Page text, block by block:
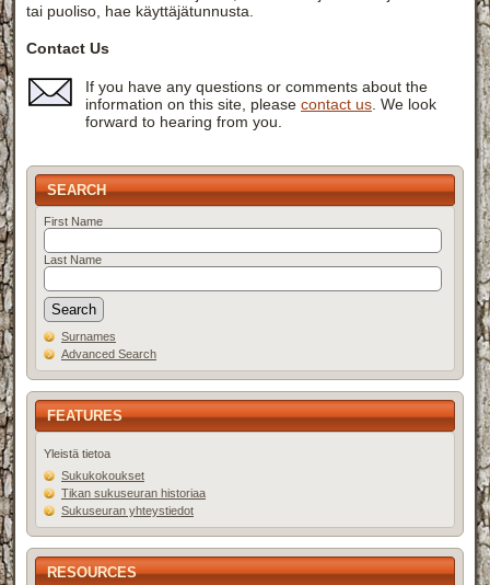
tai puoliso, hae käyttäjätunnusta.
Contact Us
If you have any questions or comments about the
information on this site, please contact us . We look
forward to hearing from you.
SEARCH
First Name
Last Name
Surnames
Advanced Search
FEATURES
Yleistä tietoa
Sukukokoukset
Tikan sukuseuran historiaa
Sukuseuran yhteystiedot
RESOURCES